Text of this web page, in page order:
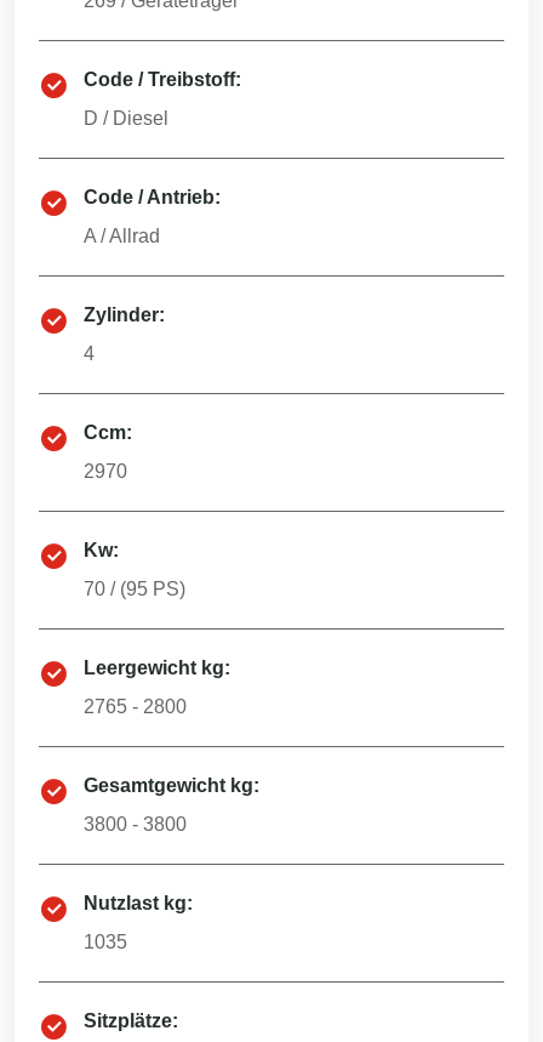
Code / Treibstoff:
D / Diesel
Code / Antrieb:
A /Allrad
Zylinder:
4
Ccm:
2970
Kw:
70 / (95 PS)
Leergewicht kg:
2765 - 2800
Gesamtgewicht kg:
3800 - 3800
Nutzlast kg:
1035
Sitzplätze: